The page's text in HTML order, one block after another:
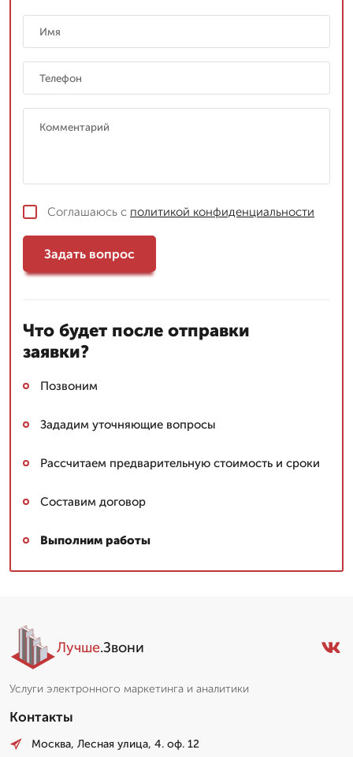
Соглашаюсь с политикой конфиденциальности
Задать вопрос
Что будет после отправки
заявки?
Позвоним
Зададим уточняющие вопросы
Рассчитаем предварительную стоимость и сроки
Составим договор
Выполним работы
Лучше.Звони
Услуги электронного маркетинга и аналитики
Контакты
Москва, Лесная улица, 4. оф. 12